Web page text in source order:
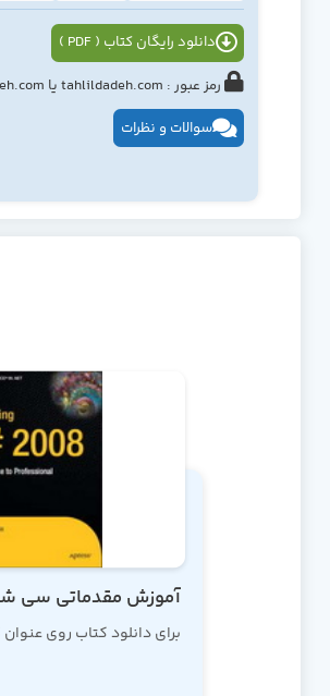
دانلود رایگان کتاب ( PDF )
رمز عبور : tahlildadeh.com یا www.tahlildadeh.com
سوالات و نظرات
آموزش مقدماتی سی شارپ
برای دانلود کتاب روی